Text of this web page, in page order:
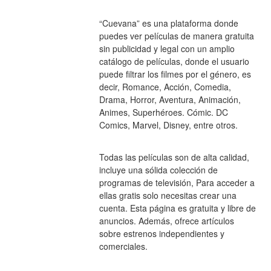
“Cuevana” es una plataforma donde
puedes ver películas de manera gratuita
sin publicidad y legal con un amplio
catálogo de películas, donde el usuario
puede filtrar los filmes por el género, es
decir, Romance, Acción, Comedia,
Drama, Horror, Aventura, Animación,
Animes, Superhéroes. Cómic. DC
Comics, Marvel, Disney, entre otros.
Todas las películas son de alta calidad,
incluye una sólida colección de
programas de televisión, Para acceder a
ellas gratis solo necesitas crear una
cuenta. Esta página es gratuita y libre de
anuncios. Además, ofrece artículos
sobre estrenos independientes y
comerciales.